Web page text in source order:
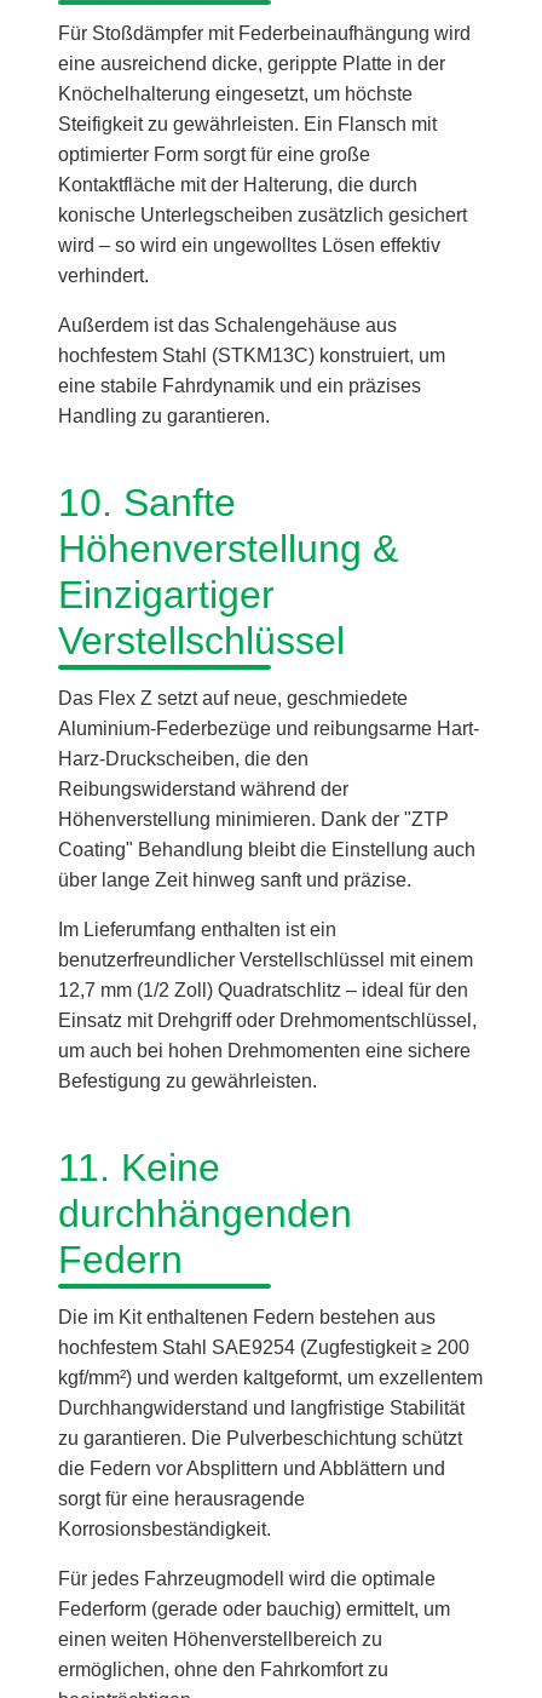
Für Stoßdämpfer mit Federbeinaufhängung wird
eine ausreichend dicke, gerippte Platte in der
Knöchelhalterung eingesetzt, um höchste
Steifigkeit zu gewährleisten. Ein Flansch mit
optimierter Form sorgt für eine große
Kontaktfläche mit der Halterung, die durch
konische Unterlegscheiben zusätzlich gesichert
wird – so wird ein ungewolltes Lösen effektiv
verhindert.
Außerdem ist das Schalengehäuse aus
hochfestem Stahl (STKM13C) konstruiert, um
eine stabile Fahrdynamik und ein präzises
Handling zu garantieren.
10. Sanfte
Höhenverstellung &
Einzigartiger
Verstellschlüssel
Das Flex Z setzt auf neue, geschmiedete
Aluminium-Federbezüge und reibungsarme Hart-
Harz-Druckscheiben, die den
Reibungswiderstand während der
Höhenverstellung minimieren. Dank der "ZTP
Coating" Behandlung bleibt die Einstellung auch
über lange Zeit hinweg sanft und präzise.
Im Lieferumfang enthalten ist ein
benutzerfreundlicher Verstellschlüssel mit einem
12,7 mm (1/2 Zoll) Quadratschlitz – ideal für den
Einsatz mit Drehgriff oder Drehmomentschlüssel,
um auch bei hohen Drehmomenten eine sichere
Befestigung zu gewährleisten.
11. Keine
durchhängenden
Federn
Die im Kit enthaltenen Federn bestehen aus
hochfestem Stahl SAE9254 (Zugfestigkeit ≥ 200
kgf/mm²) und werden kaltgeformt, um exzellentem
Durchhangwiderstand und langfristige Stabilität
zu garantieren. Die Pulverbeschichtung schützt
die Federn vor Absplittern und Abblättern und
sorgt für eine herausragende
Korrosionsbeständigkeit.
Für jedes Fahrzeugmodell wird die optimale
Federform (gerade oder bauchig) ermittelt, um
einen weiten Höhenverstellbereich zu
ermöglichen, ohne den Fahrkomfort zu